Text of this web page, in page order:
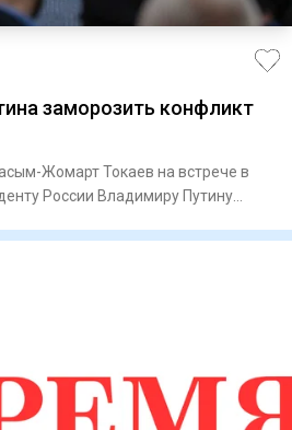
заморозить конфликт
Жомарт Токаев на встрече в
России Владимиру Путину